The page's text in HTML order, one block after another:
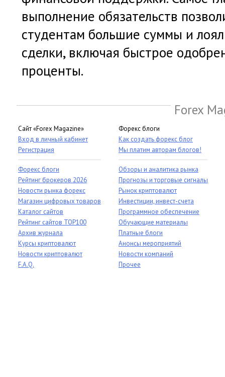
выполнение обязательств
студентам большие суммы и
сделки, включая быстрое
проценты.
Forex
Сайт «Forex Magazine»
Вход в личный кабинет
Регистрация
Форекс блоги
Рейтинг брокеров 2026
Новости рынка форекс
Магазин цифровых товаров
Каталог сайтов
Рейтинг сайтов TOP100
Архив журнала
Курсы криптовалют
Новости криптовалют
F.A.Q.
Форекс блоги
Как создать форекс блог
Мы платим авторам блогов!
Обзоры и аналитика рынка
Прогнозы и торговые сигналы
Рынок криптовалют
Инвестиции, инвест-счета
Программное обеспечение
Обучающие материалы
Платные блоги
Анонсы мероприятий
Новости компаний
Прочее